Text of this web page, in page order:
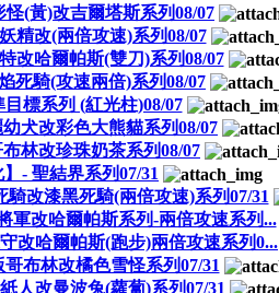
怪(黃)改吉爾塔斯系列08/07
精改(兩倍攻速)系列08/07
改哈爾帕斯(雙刀)系列08/07
死騎(攻速兩倍)系列08/07
目標系列 (紅光柱)08/07
犬改彩色大熊貓系列08/07
布林改珍珠奶茶系列08/07
】- 聖結界系列07/31
騎改漆黑死騎(兩倍攻速)系列07/31
軍改哈爾帕斯系列-兩倍攻速系列...
改哈爾帕斯(跑步)兩倍攻速系列0...
哥布林改橘色雪怪系列07/31
人改曼波兔(蘿蔔)系列07/31